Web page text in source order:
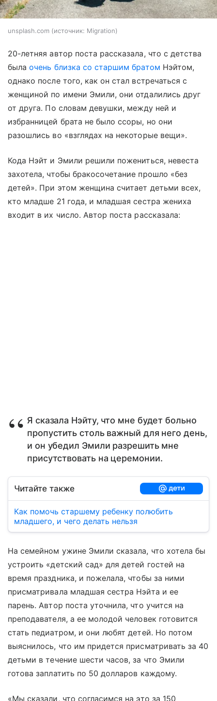
unsplash.com источник: Migration
20-летняя автор поста рассказала, что с детства
былаочень близка со старшим братом Нэйтом,
однако после того, как он стал встречаться с
женщиной по имени Эмили, они отдалились друг
от друга. По словам девушки, между ней и
избранницей брата не было ссоры, но они
разошлись во «взглядах на некоторые вещи».
Кода Нэйт и Эмили решили пожениться, невеста
захотела, чтобы бракосочетание прошло «без
детей». При этом женщина считает детьми всех,
кто младше 21 года, и младшая сестра жениха
входит в их число. Автор поста рассказала:
Я сказала Нэйту, что мне будет больно
пропустить столь важный для него день,
и он убедил Эмили разрешить мне
присутствовать на церемонии.
Читайте также
Как помочь старшему ребенку полюбить
младшего, и чего делать нельзя
На семейном ужине Эмили сказала, что хотела бы
устроить «детский сад» для детей гостей на
время праздника, и пожелала, чтобы за ними
присматривала младшая сестра Нэйта и ее
парень. Автор поста уточнила, что учится на
преподавателя, а ее молодой человек готовится
стать педиатром, и они любят детей. Но потом
выяснилось, что им придется присматривать за 40
детьми в течение шести часов, за что Эмили
готова заплатить по 50 долларов каждому.
«Мы сказали, что согласимся на это за 150